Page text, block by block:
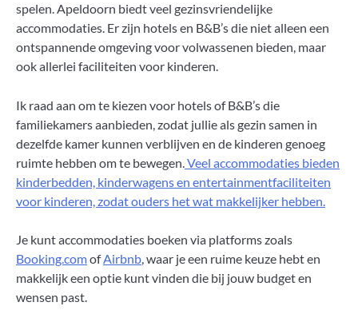
spelen. Apeldoorn biedt veel gezinsvriendelijke
accommodaties. Er zijn hotels en B&B’s die niet alleen een
ontspannende omgeving voor volwassenen bieden, maar
ook allerlei faciliteiten voor kinderen.
Ik raad aan om te kiezen voor hotels of B&B’s die
familiekamers aanbieden, zodat jullie als gezin samen in
dezelfde kamer kunnen verblijven en de kinderen genoeg
ruimte hebben om te bewegen. Veel accommodaties bieden
kinderbedden, kinderwagens en entertainmentfaciliteiten
voor kinderen, zodat ouders het wat makkelijker hebben.
Je kunt accommodaties boeken via platforms zoals
Booking.comofAirbnb , waar je een ruime keuze hebt en
makkelijk een optie kunt vinden die bij jouw budget en
wensen past.